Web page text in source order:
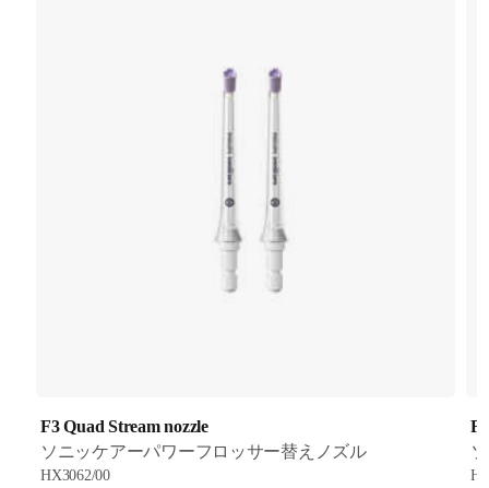
F3 Quad Stream nozzle
ソニッケアーパワーフロッサー替えノズル
HX3062/00